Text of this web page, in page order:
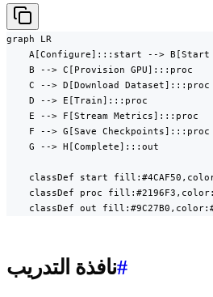
graph LR
A[Configure]:::start -->
    B --> C[Provision GPU]:::proc
    C --> D[Download Dataset]:::proc
    D --> E[Train]:::proc
    E --> F[Stream Metrics]:::proc
    F --> G[Save Checkpoints]:::proc
    G --> H[Complete]:::out
classDef start
classDef proc
classDef out
نافذة التدريب#